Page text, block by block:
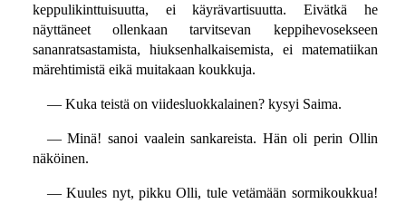
keppulikinttuisuutta, ei käyrävartisuutta. Eivätkä he
näyttäneet ollenkaan tarvitsevan keppihevosekseen
sananratsastamista, hiuksenhalkaisemista, ei matematiikan
märehtimistä eikä muitakaan koukkuja.
— Kuka teistä on viidesluokkalainen? kysyi Saima.
— Minä! sanoi vaalein sankareista. Hän oli perin Ollin
näköinen.
— Kuules nyt, pikku Olli, tule vetämään sormikoukkua!